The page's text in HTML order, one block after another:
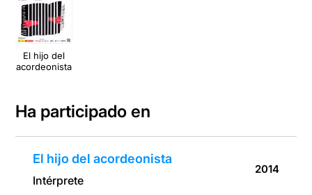
El hijo del
acordeonista
Ha participado en
El hijo del acordeonista
Intérprete
2014